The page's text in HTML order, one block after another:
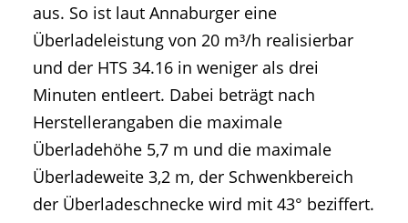
aus. So ist laut Annaburger eine
Überladeleistung von 20 m³/h realisierbar
und der HTS 34.16 in weniger als drei
Minuten entleert. Dabei beträgt nach
Herstellerangaben die maximale
Überladehöhe 5,7 m und die maximale
Überladeweite 3,2 m, der Schwenkbereich
der Überladeschnecke wird mit 43° beziffert.